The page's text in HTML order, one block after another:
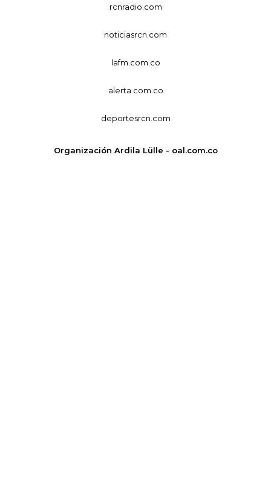
rcnradio.com
noticiasrcn.com
lafm.com.co
alerta.com.co
deportesrcn.com
Organización Ardila Lülle - oal.com.co